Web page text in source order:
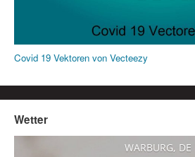
Covid 19 Vektoren von Vecteezy
Wetter
WARBURG, DE